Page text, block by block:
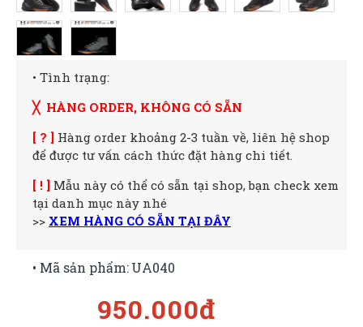
• Tình trạng:
╳ HÀNG ORDER, KHÔNG CÓ SẴN
[ ? ] Hàng order khoảng 2-3 tuần về, liên hệ shop
để được tư vấn cách thức đặt hàng chi tiết.
[ ! ] Mẫu này có thể có sẵn tại shop, bạn check xem
tại danh mục này nhé
>> XEM HÀNG CÓ SẴN TẠI ĐÂY
950.000đ
• Mã sản phẩm:UA040